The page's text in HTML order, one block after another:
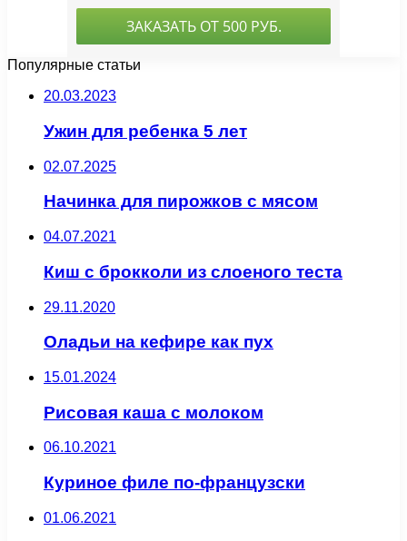
Популярные статьи
20.03.2023
Ужин для ребенка 5 лет
02.07.2025
Начинка для пирожков с мясом
04.07.2021
Киш с брокколи из слоеного теста
29.11.2020
Оладьи на кефире как пух
15.01.2024
Рисовая каша с молоком
06.10.2021
Куриное филе по-французски
01.06.2021